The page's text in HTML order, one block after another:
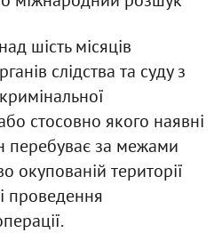
шість місяців
слідства та суду з
стосовно якого наявні
перебуває за межами
окупованій території
проведення